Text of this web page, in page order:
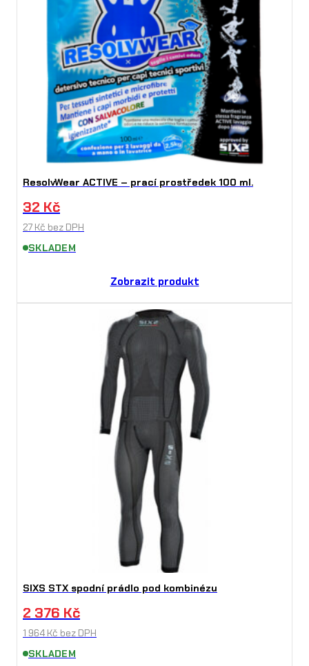
ResolvWear ACTIVE – prací prostředek 100 ml.
32 Kč
27 Kč bez DPH
SKLADEM
Zobrazit produkt
SIXS STX spodní prádlo pod kombinézu
2 376 Kč
1 964 Kč bez DPH
SKLADEM